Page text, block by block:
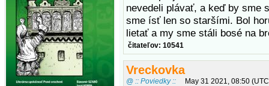
nevedeli plávať, a keď by sme
sme ísť len so staršími. Bol
lietať a my sme stáli bosé na
čitateľov: 10541
Vreckovka
@ :: Poviedky :: May 31 2021, 08:50